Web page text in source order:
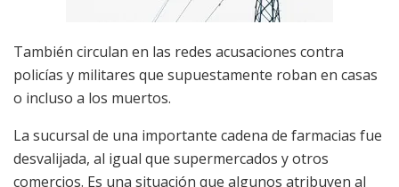
También circulan en las redes acusaciones contra
policías y militares que supuestamente roban en casas
o incluso a los muertos.
La sucursal de una importante cadena de farmacias fue
desvalijada, al igual que supermercados y otros
comercios. Es una situación que algunos atribuyen al